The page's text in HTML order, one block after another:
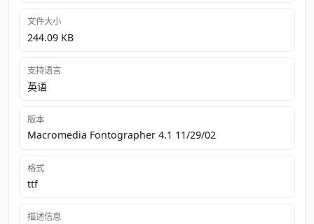
文件大小
244.09 KB
支持语言
英语
版本
Macromedia Fontographer 4.1 11/29/02
格式
ttf
描述信息